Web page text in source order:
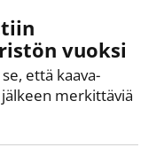
vuoksi
että kaava-
merkittäviä